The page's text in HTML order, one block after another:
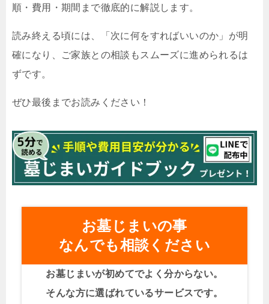
順・費用・期間まで徹底的に解説します。
読み終える頃には、「次に何をすればいいのか」が明
確になり、ご家族との相談もスムーズに進められるは
ずです。
ぜひ最後までお読みください！
お墓じまいの事
なんでも相談ください
お墓じまいが初めてでよく分からない。
そんな方に選ばれているサービスです。